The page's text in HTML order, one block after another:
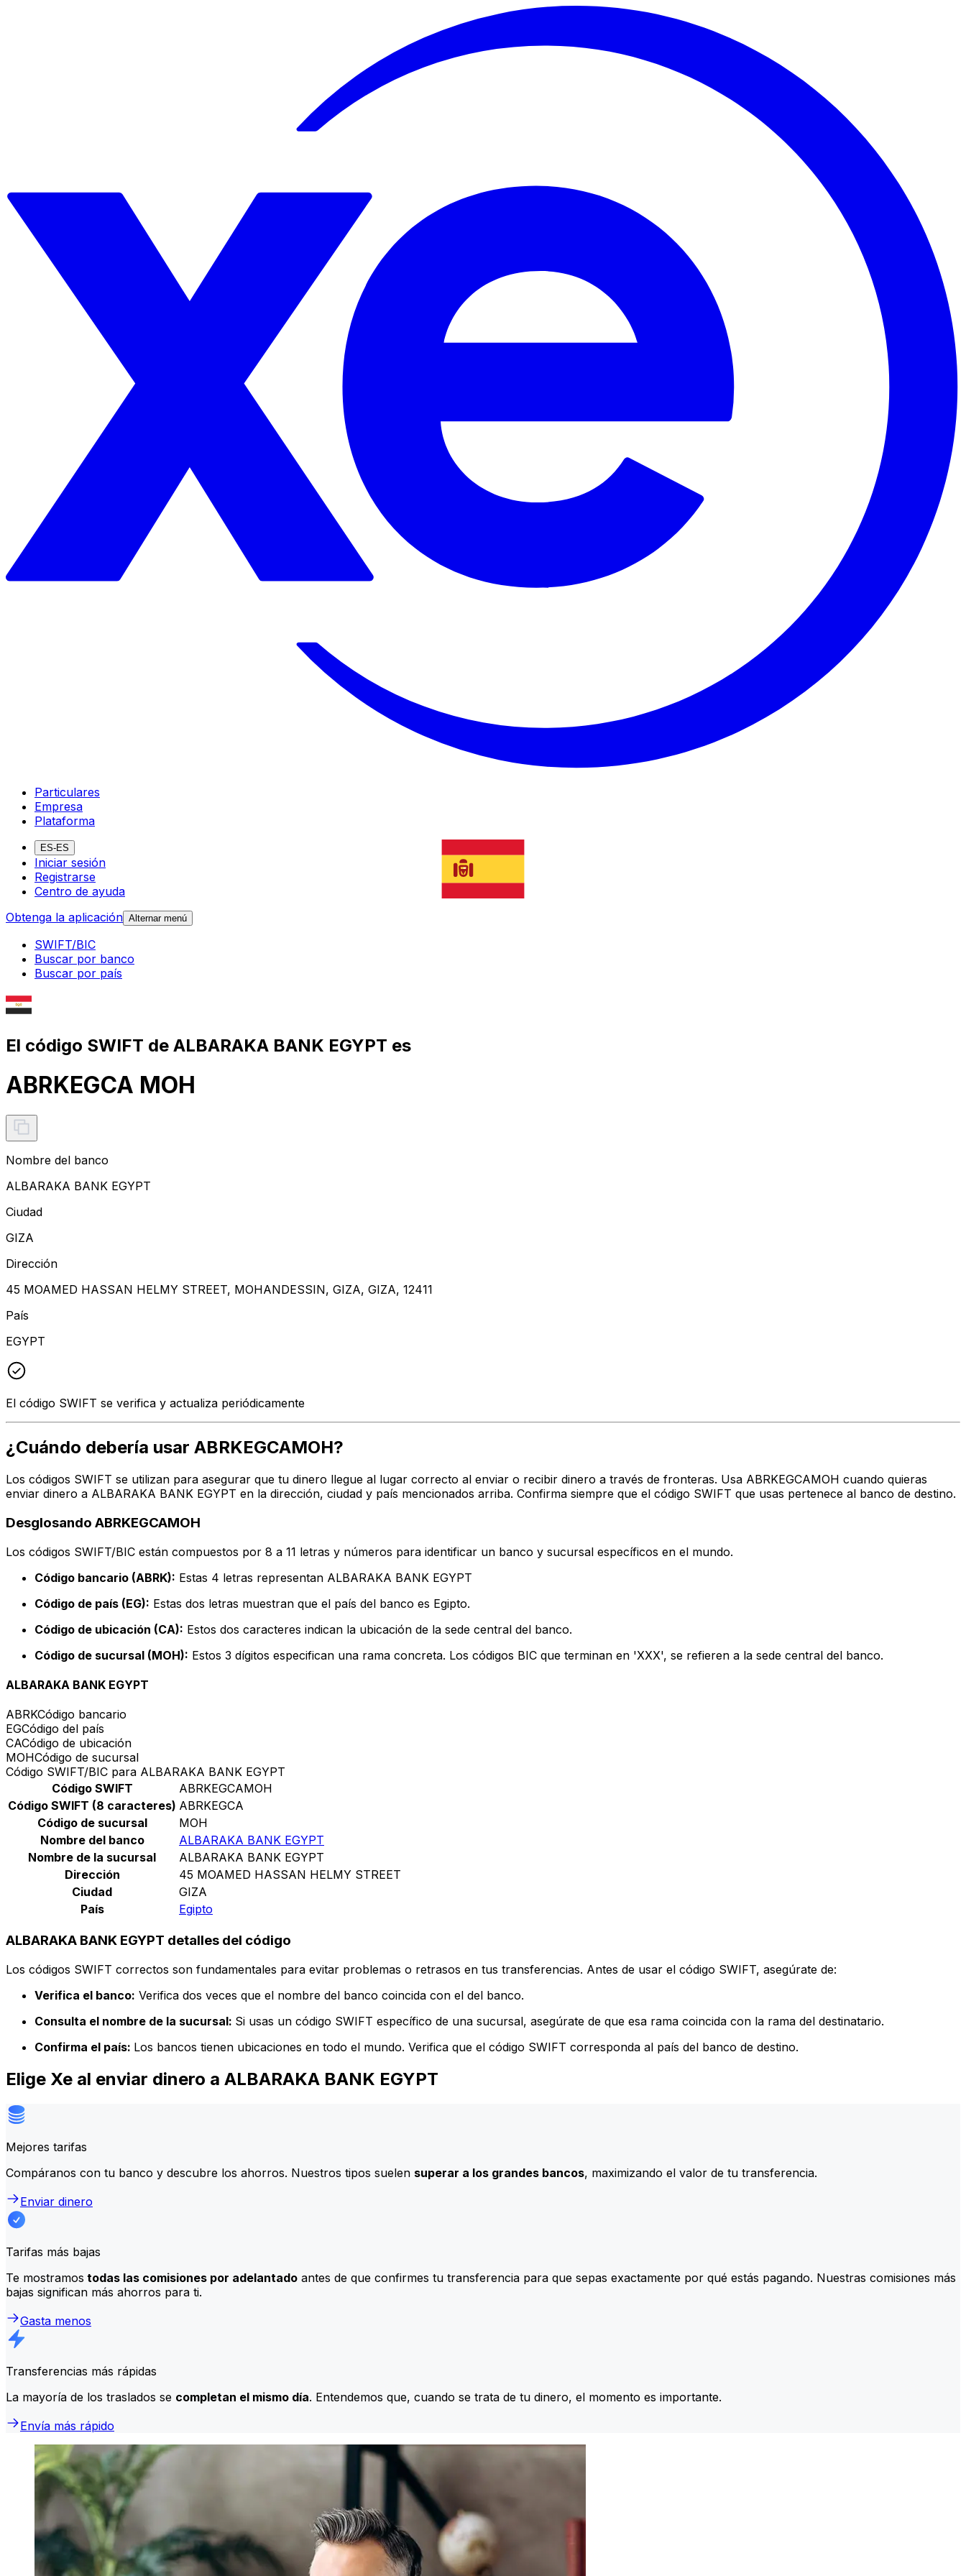
Particulares
Empresa
Plataforma
ES-ES
Iniciar sesión
Registrarse
Centro de ayuda
Obtenga la aplicación Alternar menú
SWIFT/BIC
Buscar por banco
Buscar por país
El código SWIFT de ALBARAKA BANK EGYPT es
ABRKEGCA MOH
Nombre del banco
ALBARAKA BANK EGYPT
Ciudad
GIZA
Dirección
45 MOAMED HASSAN HELMY STREET, MOHANDESSIN, GIZA, GIZA, 12411
País
EGYPT
El código SWIFT se verifica y actualiza periódicamente
¿Cuándo debería usar ABRKEGCAMOH?
Los códigos SWIFT se utilizan para asegurar que tu dinero llegue al lugar correcto al enviar o recibir dinero a través de fronteras. Usa ABRKEGCAMOH cuando quieras
enviar dinero a ALBARAKA BANK EGYPT en la dirección, ciudad y país mencionados arriba. Confirma siempre que el código SWIFT que usas pertenece al banco de destino.
Desglosando ABRKEGCAMOH
Los códigos SWIFT/BIC están compuestos por 8 a 11 letras y números para identificar un banco y sucursal específicos en el mundo.
Código bancario (ABRK): Estas 4 letras representan ALBARAKA BANK EGYPT
Código de país (EG): Estas dos letras muestran que el país del banco es Egipto.
Código de ubicación (CA): Estos dos caracteres indican la ubicación de la sede central del banco.
Código de sucursal (MOH): Estos 3 dígitos especifican una rama concreta. Los códigos BIC que terminan en 'XXX', se refieren a la sede central del banco.
ALBARAKA BANK EGYPT
ABRKCódigo bancario
EGCódigo del país
CACódigo de ubicación
MOHCódigo de sucursal
Código SWIFT/BIC para ALBARAKA BANK EGYPT
Código SWIFT
ABRKEGCAMOH
Código SWIFT (8 caracteres) ABRKEGCA
Código de sucursal
MOH
Nombre del banco
ALBARAKA BANK EGYPT
Nombre de la sucursal
ALBARAKA BANK EGYPT
Dirección
45 MOAMED HASSAN HELMY STREET
Ciudad
GIZA
País
Egipto
ALBARAKA BANK EGYPT detalles del código
Los códigos SWIFT correctos son fundamentales para evitar problemas o retrasos en tus transferencias. Antes de usar el código SWIFT, asegúrate de:
Verifica el banco: Verifica dos veces que el nombre del banco coincida con el del banco.
Consulta el nombre de la sucursal: Si usas un código SWIFT específico de una sucursal, asegúrate de que esa rama coincida con la rama del destinatario.
Confirma el país: Los bancos tienen ubicaciones en todo el mundo. Verifica que el código SWIFT corresponda al país del banco de destino.
Elige Xe al enviar dinero a ALBARAKA BANK EGYPT
Mejores tarifas
Compáranos con tu banco y descubre los ahorros. Nuestros tipos suelen superar a los grandes bancos, maximizando el valor de tu transferencia.
Enviar dinero
Tarifas más bajas
Te mostramos todas las comisiones por adelantado antes de que confirmes tu transferencia para que sepas exactamente por qué estás pagando. Nuestras comisiones más
bajas significan más ahorros para ti.
Gasta menos
Transferencias más rápidas
La mayoría de los traslados se completan el mismo día. Entendemos que, cuando se trata de tu dinero, el momento es importante.
Envía más rápido